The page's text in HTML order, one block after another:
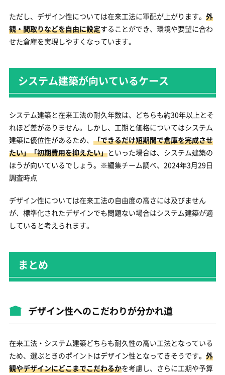
ただし、デザイン性については在来工法に軍配が上がります。 外
観・間取りなどを自由に設定することができ、環境や要望に合わ
せた倉庫を実現しやすくなっています。
システム建築が向いているケース
システム建築と在来工法の耐久年数は、どちらも約30年以上とそ
れほど差がありません。しかし、工期と価格についてはシステム
建築に優位性があるため、 「できるだけ短期間で倉庫を完成させ
たい」「初期費用を抑えたい」といった場合は、システム建築の
ほうが向いているでしょう。※編集チーム調べ、2024年3月29日
調査時点
デザイン性については在来工法の自由度の高さには及びません
が、標準化されたデザインでも問題ない場合はシステム建築が適
していると考えられます。
まとめ
デザイン性へのこだわりが分かれ道
在来工法・システム建築どちらも耐久性の高い工法となっている
ため、選ぶときのポイントはデザイン性となってきそうです。 外
観やデザインにどこまでこだわるかを考慮し、さらに工期や予算